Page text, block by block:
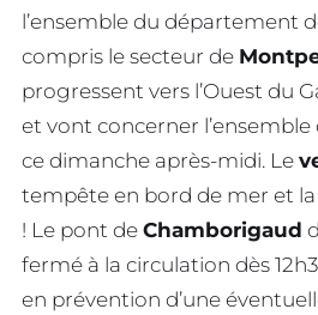
l’ensemble du département
compris le secteur de
progressent vers l’Ouest du
et vont concerner
ce dimanche après-midi. Le
tempête en bord de mer et la
! Le pont de Chamborigaud
fermé à la circulation dès
en prévention d’une